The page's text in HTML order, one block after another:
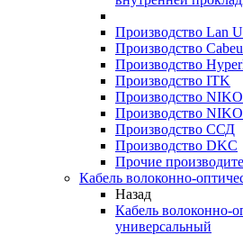
Производство Lan
Производство
Производство
Производство ITK
Производство
Производство
Производство ССД
Производство DKC
Прочие
Кабель волоконно-
Назад
Кабель волоконно-
универсальный